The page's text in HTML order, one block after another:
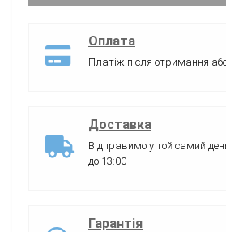
Оплата
Платіж після отримання
Доставка
Відправимо у той самий
до 13:00
Гарантія